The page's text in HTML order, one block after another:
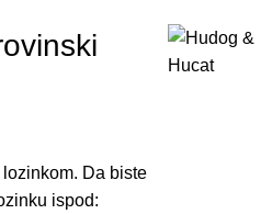
Da biste
ispod: